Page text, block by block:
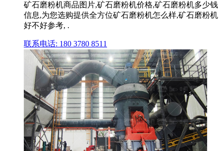
矿石磨粉机商品图片,矿石磨粉机价格,矿石磨粉机多少钱
信息,为您选购提供全方位矿石磨粉机怎么样,矿石磨粉机
好不好参考, .
联系电话: 180 3780 8511